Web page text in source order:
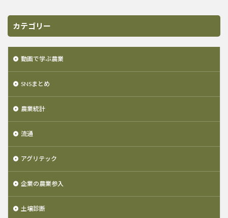
カテゴリー
動画で学ぶ農業
SNSまとめ
農業統計
流通
アグリテック
企業の農業参入
土壌診断